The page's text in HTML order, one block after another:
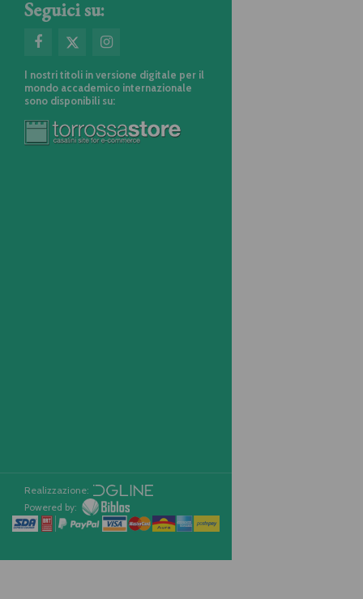
Seguici su:
I nostri titoli in versione digitale per il
mondo accademico internazionale
sono disponibili su:
Realizzazione:
Powered by: